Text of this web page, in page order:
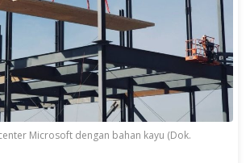
Microsoft dengan bahan kayu (Dok.